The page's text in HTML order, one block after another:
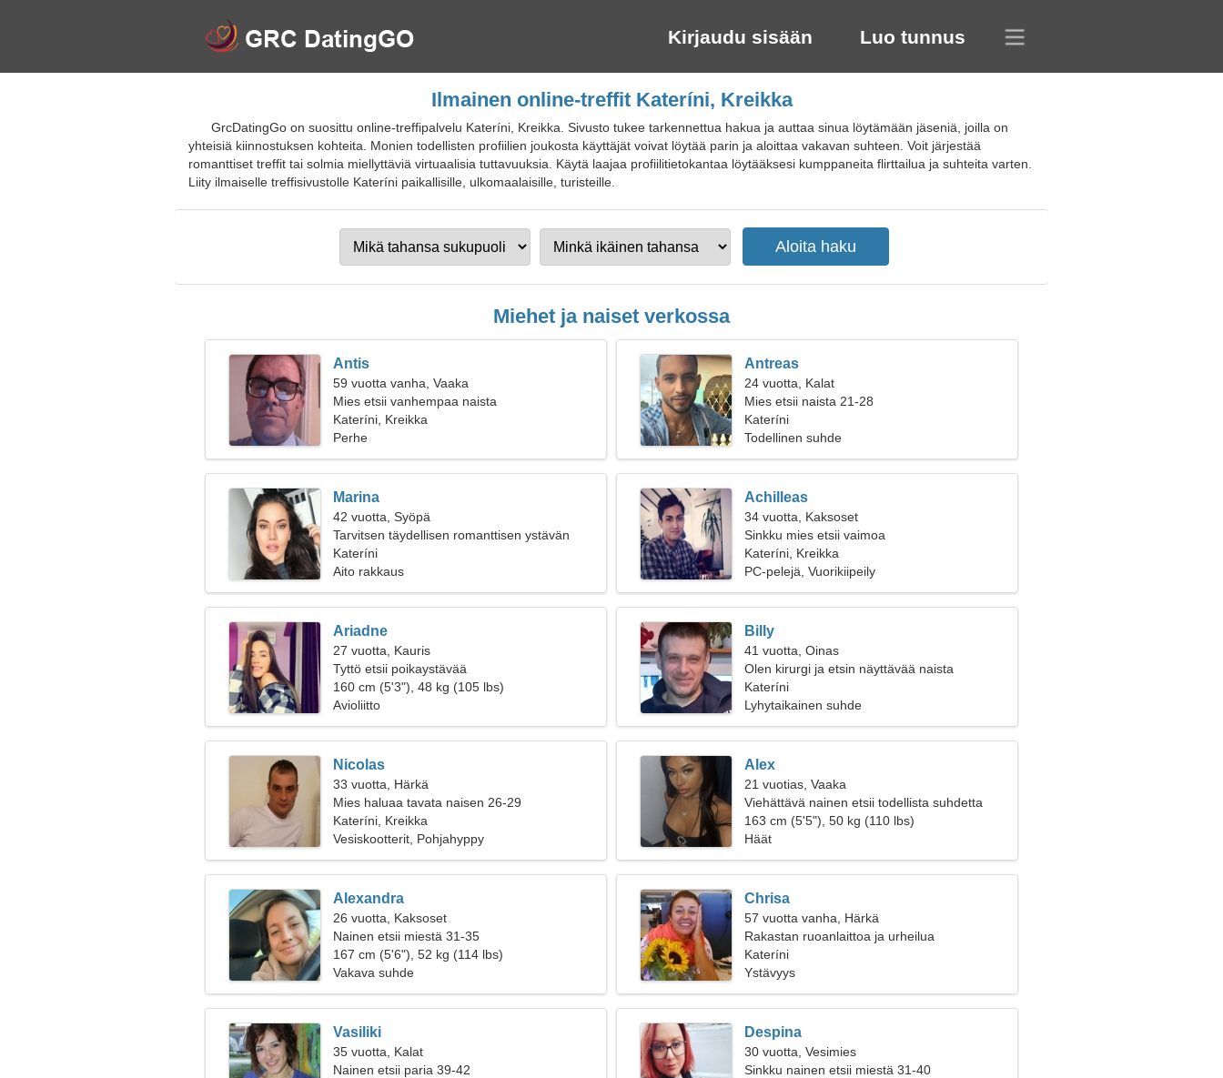
Kirjaudu sisään Luo tunnus
Ilmainen online-treffit Kateríni, Kreikka
GrcDatingGo on suosittu online-treffipalvelu Kateríni, Kreikka. Sivusto tukee tarkennettua hakua ja auttaa sinua löytämään jäseniä, joilla on
yhteisiä kiinnostuksen kohteita. Monien todellisten profiilien joukosta käyttäjät voivat löytää parin ja aloittaa vakavan suhteen. Voit järjestää
romanttiset treffit tai solmia miellyttäviä virtuaalisia tuttavuuksia. Käytä laajaa profiilitietokantaa löytääksesi kumppaneita flirttailua ja suhteita varten.
Liity ilmaiselle treffisivustolle Kateríni paikallisille, ulkomaalaisille, turisteille.
Miehet ja naiset verkossa
Antis
59 vuotta vanha, Vaaka
Mies etsii vanhempaa naista
Kateríni, Kreikka
Perhe
Antreas
24 vuotta, Kalat
Mies etsii naista 21-28
Kateríni
Todellinen suhde
Marina
42 vuotta, Syöpä
Tarvitsen täydellisen romanttisen ystävän
Kateríni
Aito rakkaus
Achilleas
34 vuotta, Kaksoset
Sinkku mies etsii vaimoa
Kateríni, Kreikka
PC-pelejä, Vuorikiipeily
Ariadne
27 vuotta, Kauris
Tyttö etsii poikaystävää
160 cm (5'3"), 48 kg (105 lbs)
Avioliitto
Billy
41 vuotta, Oinas
Olen kirurgi ja etsin näyttävää naista
Kateríni
Lyhytaikainen suhde
Nicolas
33 vuotta, Härkä
Mies haluaa tavata naisen 26-29
Kateríni, Kreikka
Vesiskootterit, Pohjahyppy
Alex
21 vuotias, Vaaka
Viehättävä nainen etsii todellista suhdetta
163 cm (5'5"), 50 kg (110 lbs)
Häät
Alexandra
26 vuotta, Kaksoset
Nainen etsii miestä 31-35
167 cm (5'6"), 52 kg (114 lbs)
Vakava suhde
Chrisa
57 vuotta vanha, Härkä
Rakastan ruoanlaittoa ja urheilua
Kateríni
Ystävyys
Vasiliki
35 vuotta, Kalat
Nainen etsii paria 39-42
Despina
30 vuotta, Vesimies
Sinkku nainen etsii miestä 31-40